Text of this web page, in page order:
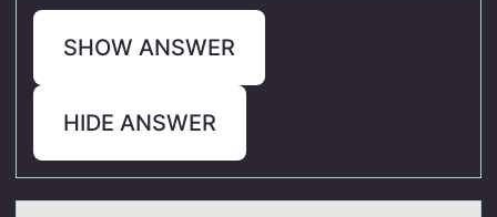
SHOW ANSWER
HIDE ANSWER